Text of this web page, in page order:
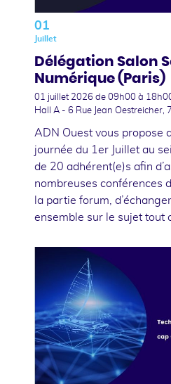
01
Juillet
Délégation Salon
Numérique (Paris)
01 juillet 2026 de 09h00 à
Hall A - 6 Rue Jean Oestreicher,
ADN Ouest vous propose
journée du 1er Juillet au
de 20 adhérent(e)s afin
nombreuses conférences
la partie forum,
ensemble sur le sujet tout